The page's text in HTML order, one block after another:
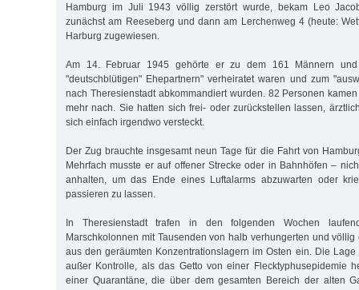
Hamburg im Juli 1943 völlig zerstört wurde, bekam Leo
zunächst am Reeseberg und dann am Lerchenweg 4 (heute:
Harburg zugewiesen.
Am 14. Februar 1945 gehörte er zu dem 161 Männern
"deutschblütigen" Ehepartnern" verheiratet waren und zum
nach Theresienstadt abkommandiert wurden. 82 Personen
mehr nach. Sie hatten sich frei- oder zurückstellen lassen,
sich einfach irgendwo versteckt.
Der Zug brauchte insgesamt neun Tage für die Fahrt von
Mehrfach musste er auf offener Strecke oder in Bahnhöfen –
anhalten, um das Ende eines Luftalarms abzuwarten oder
passieren zu lassen.
In Theresienstadt trafen in den folgenden Wochen
Marschkolonnen mit Tausenden von halb verhungerten und
aus den ge­räumten Konzentrationslagern im Osten ein. Die
außer Kon­trol­le, als das Getto von einer Flecktyphusepidemie
einer Quarantäne, die über dem gesamten Bereich der alten